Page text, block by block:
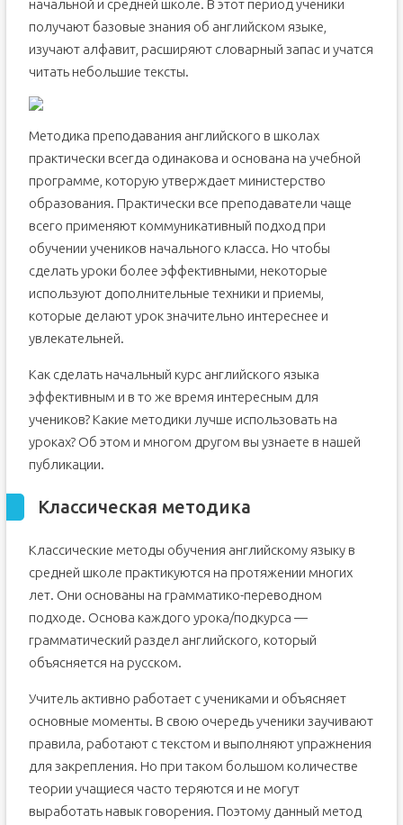
начальной и средней школе. В этот период ученики
получают базовые знания об английском языке,
изучают алфавит, расширяют словарный запас и учатся
читать небольшие тексты.
Методика преподавания английского в школах
практически всегда одинакова и основана на учебной
программе, которую утверждает министерство
образования. Практически все преподаватели чаще
всего применяют коммуникативный подход при
обучении учеников начального класса. Но чтобы
сделать уроки более эффективными, некоторые
используют дополнительные техники и приемы,
которые делают урок значительно интереснее и
увлекательней.
Как сделать начальный курс английского языка
эффективным и в то же время интересным для
учеников? Какие методики лучше использовать на
уроках? Об этом и многом другом вы узнаете в нашей
публикации.
Классическая методика
Классические методы обучения английскому языку в
средней школе практикуются на протяжении многих
лет. Они основаны на грамматико-переводном
подходе. Основа каждого урока/подкурса —
грамматический раздел английского, который
объясняется на русском.
Учитель активно работает с учениками и объясняет
основные моменты. В свою очередь ученики заучивают
правила, работают с текстом и выполняют упражнения
для закрепления. Но при таком большом количестве
теории учащиеся часто теряются и не могут
выработать навык говорения. Поэтому данный метод